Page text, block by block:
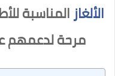
الألغازالمناسبة
مرحة لدعمهم